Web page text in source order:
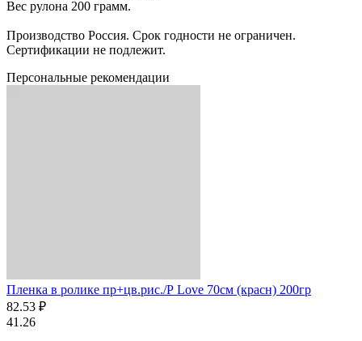
Вес рулона 200 грамм.
Производство Россия. Срок годности не ограничен.
Сертификации не подлежит.
Персональные рекомендации
Пленка в ролике пр+цв.рис./Р Love 70см (красн) 200гр
82.53 ₽
41.26